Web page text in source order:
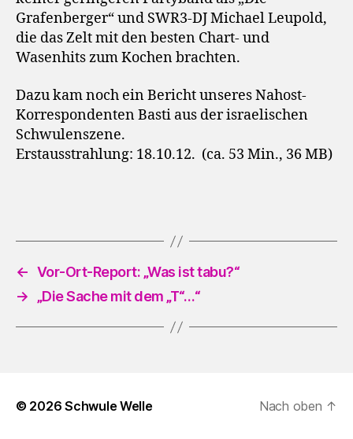
Grafenberger“ und SWR3-DJ Michael Leupold,
die das Zelt mit den besten Chart- und
Wasenhits zum Kochen brachten.
Dazu kam noch ein Bericht unseres Nahost-
Korrespondenten Basti aus der israelischen
Schwulenszene.
Erstausstrahlung: 18.10.12. (ca. 53 Min., 36 MB)
← Vor-Ort-Report: „Was ist tabu?“
→
„Die Sache mit dem „T“…“
© 2026Schwule Welle Nach oben ↑